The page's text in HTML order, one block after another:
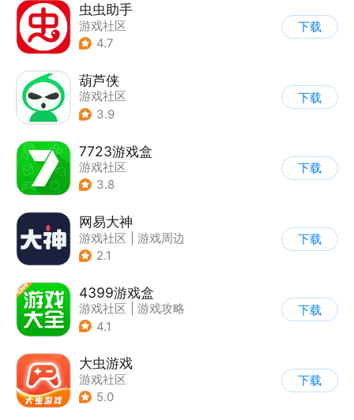
虫虫助手
游戏社区
4.7
下载
葫芦侠
游戏社区
3.9
下载
7723游戏盒
游戏社区
3.8
下载
网易大神
游戏社区
游戏周边
2.1
下载
4399游戏盒
游戏社区
游戏攻略
4.1
下载
大虫游戏
游戏社区
5.0
下载